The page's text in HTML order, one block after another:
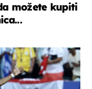
možete kupiti